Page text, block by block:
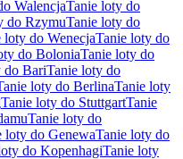
WalencjaTanie loty do
do RzymuTanie loty do
loty do WenecjaTanie loty do
do BoloniaTanie loty do
do BariTanie loty do
loty do BerlinaTanie loty
Tanie loty do StuttgartTanie
Tanie loty do
loty do GenewaTanie loty do
do KopenhagiTanie loty